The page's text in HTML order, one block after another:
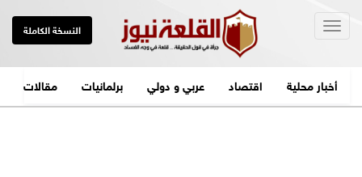
النسخة الكاملة
أخبار محلية اقتصاد عربي و دولي برلمانيات مقالات